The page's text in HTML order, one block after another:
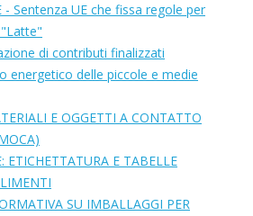
- Sentenza UE che fissa regole per
di contributi finalizzati
energetico delle piccole e medie
E OGGETTI A CONTATTO
ETICHETTATURA E TABELLE
SU IMBALLAGGI PER